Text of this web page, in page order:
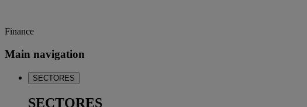
Finance
Main navigation
SECTORES
SECTORES